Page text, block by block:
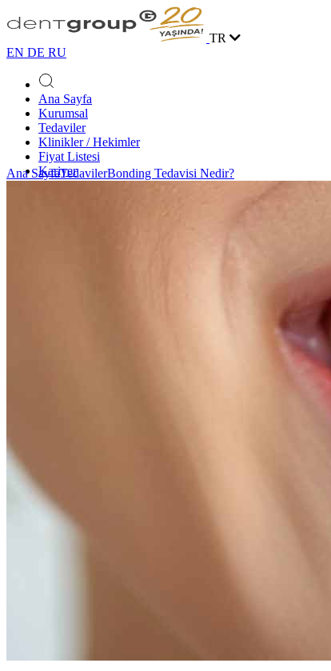
TR
EN DE RU
Ana Sayfa
Kurumsal
Tedaviler
Klinikler / Hekimler
Fiyat Listesi
Kariyer
Vaka Yarışması
Ana SayfaTedavilerBonding Tedavisi Nedir?